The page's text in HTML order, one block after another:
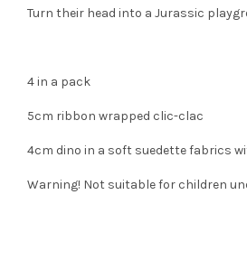
Turn their head into a Jurassic
4 in a pack
5cm ribbon wrapped clic-clac
4cm dino in a soft suedette fabrics
Warning! Not suitable for children